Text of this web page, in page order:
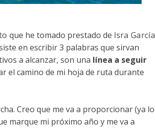
que he tomado prestado de Isra García
en escribir 3 palabras que sirvan
a alcanzar, son una línea a seguir
el camino de mi hoja de ruta durante
Creo que me va a proporcionar (ya lo
marque mi próximo año y me va a